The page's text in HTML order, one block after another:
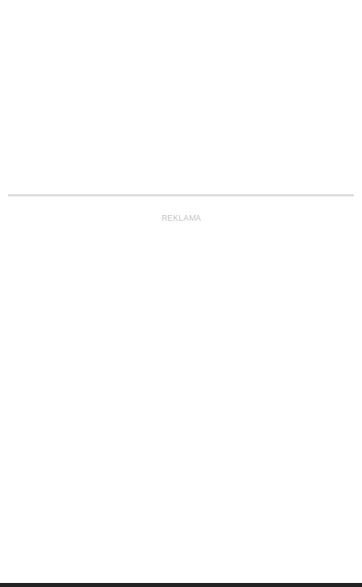
REKLAMA